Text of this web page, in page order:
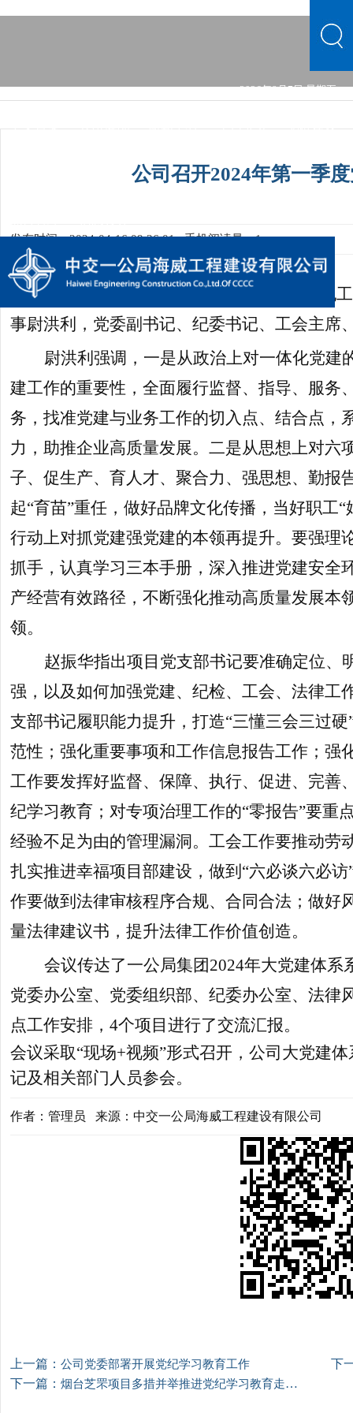
2026年8月7日 星期五
中文首页 公司概况 新闻中心 主营业务 党群建设
公司召开2024年第一季
发布时间：2024-04-16 09:36:01手机阅读量：1
4
月16日，公司召开2024年第一季度党纪
事尉洪利，党委副书记、纪委书记、工会主席
尉洪利强调，一是从政治上对一体化党建
建工作的重要性，全面履行监督、指导、服务
务，找准党建与业务工作的切入点、结合点，
力，助推企业高质量发展。二是从思想上对六
子、促生产、育人才、聚合力、强思想、勤报
起“育苗”重任，做好品牌文化传播，当好职工
行动上对抓党建强党建的本领再提升。要强理
抓手，认真学习三本手册，深入推进党建安全
产经营有效路径，不断强化推动高质量发展本领、服务群‏众本领、防
领。
赵振华指出项目党支部书记要准确定位、
强，以及如何加强党建、纪检、工会、法律工
支部书记履职能力提升，打造“三懂三会三过
范性；强化重要事项和工作信息报告工作；强
工作要发挥好监督、保障、执行、促进、完善
纪学习教育；对专项治理工作的“零报告”要重
经验不足为由的管理漏洞。工会工作要推动劳
扎实推进幸福项目部建设，做到“六必谈六必
作要做到法律审核程序合规、合同合法；做好
量法律建议书，提升法律工作价值创造。
会议传达了一公局集团2024年大党建体
党委办公室、党委组织部、纪委办公室、法律
点工作安排，4个项目进行了交流汇报。
会议采取“现场+视频”形式召开，公司大党建
记及相关部门人员参会。
作者：管理员 来源：中交一公局海威工程建设有限公司
上一篇： 公司党委部署开展党纪学习教育工作
下
下一篇： 烟台芝罘项目多措并举推进党纪学习教育走深走实